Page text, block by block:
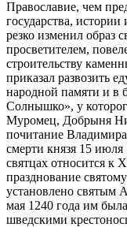
Православие, чем
государства,
резко изменил образ
просветителем,
строительству
приказал развозить
народной памяти и в
Солнышко», у
Муромец, Добрыня
почитание Владимира
смерти князя 15
святцах относится к
празднование
установлено святым
мая 1240 года им
шведскими